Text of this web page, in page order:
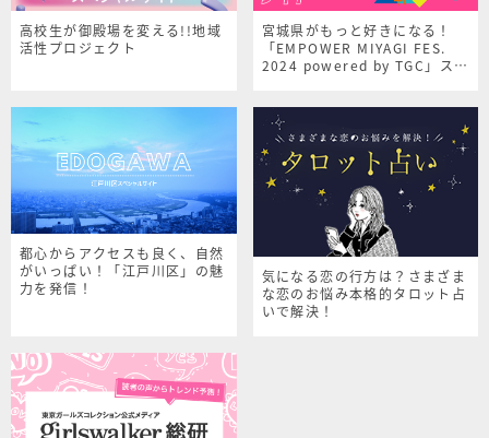
高校生が御殿場を変える!!地域
活性プロジェクト
宮城県がもっと好きになる！
「EMPOWER MIYAGI FES.
2024 powered by TGC」スペ
都心からアクセスも良く、自然
がいっぱい！「江戸川区」の魅
力を発信！
気になる恋の行方は？さまざま
な恋のお悩み本格的タロット占
いで解決！